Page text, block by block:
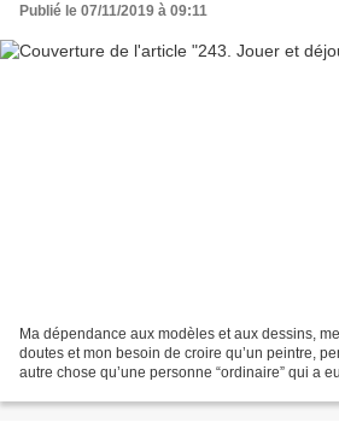
Publié le 07/11/2019 à 09:11
Ma dépendance aux modèles et aux dessins,
doutes et mon besoin de croire qu’un peintre,
autre chose qu’une personne “ordinaire” qui a